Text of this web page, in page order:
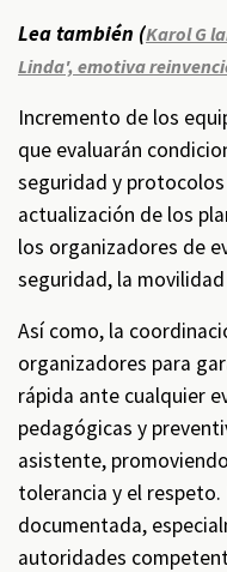
Lea también (Karol G
Linda', emotiva
Incremento de los
que evaluarán
seguridad y
actualización de los
los organizadores de
seguridad, la
Así como, la
organizadores para
rápida ante cualquier
pedagógicas y
asistente,
tolerancia y el
documentada,
autoridades